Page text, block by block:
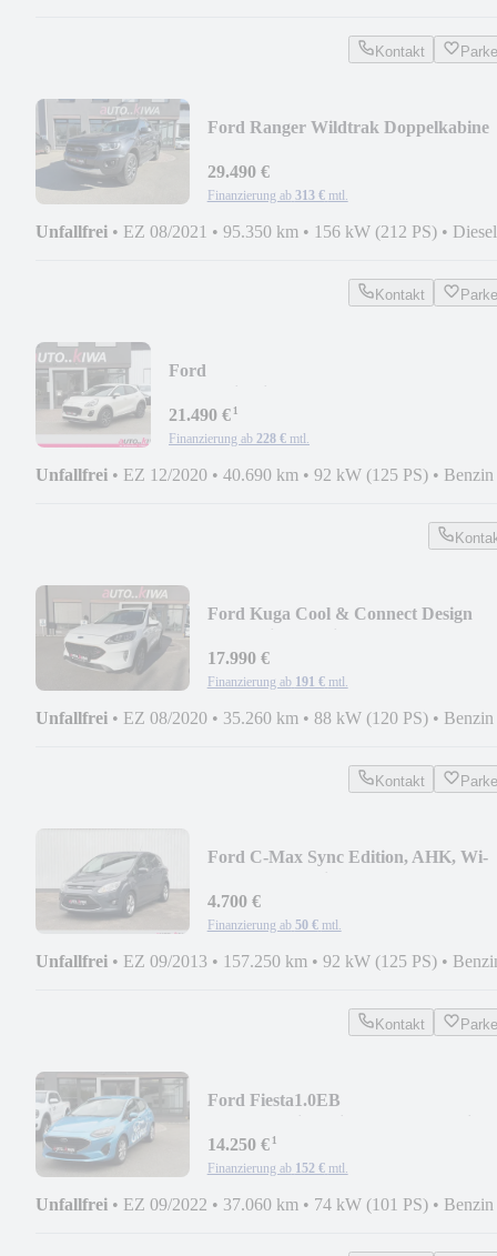
Kontakt
Ford Ranger Wildtrak Doppelkabine
29.490 €
Finanzierung ab 313 € mtl.
Unfallfrei • EZ 08/2021 • 95.350 km • 156 kW (212 PS) • Diesel
Kontakt
Ford
21.490 €¹
Finanzierung ab 228 € mtl.
Unfallfrei • EZ 12/2020 • 40.690 km • 92 kW (125 PS) • Benzin
Ford Kuga Cool & Connect Design
17.990 €
Finanzierung ab 191 € mtl.
Unfallfrei • EZ 08/2020 • 35.260 km • 88 kW (120 PS) • Benzin
Kontakt
Ford C-Max Sync Edition, AHK, Wi-
4.700 €
Finanzierung ab 50 € mtl.
Unfallfrei • EZ 09/2013 • 157.250 km • 92 kW (125 PS) •
Kontakt
Ford Fiesta1.0EB
14.250 €¹
Finanzierung ab 152 € mtl.
Unfallfrei • EZ 09/2022 • 37.060 km • 74 kW (101 PS) • Benzin